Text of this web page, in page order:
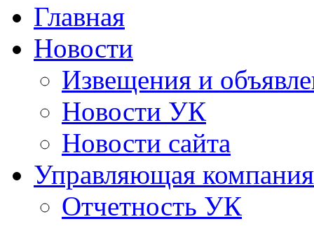
Главная
Новости
Извещения и
Новости УК
Новости сайта
Управляющая компания
Отчетность УК